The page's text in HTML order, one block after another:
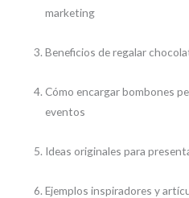
marketing
Beneficios de regalar
Cómo encargar bombones
eventos
Ideas originales para
Ejemplos inspiradores y